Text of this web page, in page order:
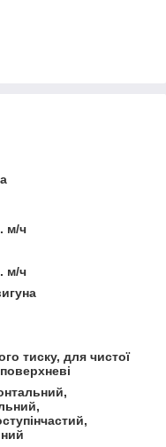
м/ч
м/ч
тиску, для чистої